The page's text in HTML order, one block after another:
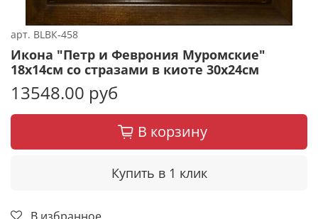
арт. BLВК-458
Икона "Петр и Феврония Муромские"
18х14см со стразами в киоте 30х24см
13548.00 руб
В корзину
Купить в 1 клик